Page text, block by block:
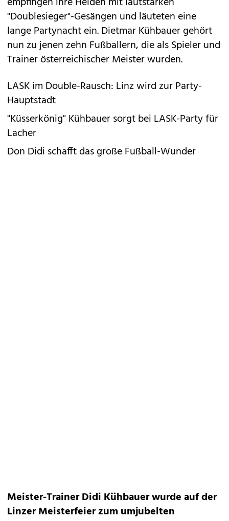
"Doublesieger"-Gesängen und läuteten eine
lange Partynacht ein. Dietmar Kühbauer gehört
nun zu jenen zehn Fußballern, die als Spieler und
Trainer österreichischer Meister wurden.
LASK im Double-Rausch: Linz wird zur Party-
Hauptstadt
"Küsserkönig" Kühbauer sorgt bei LASK-Party für
Lacher
Don Didi schafft das große Fußball-Wunder
Meister-Trainer Didi Kühbauer wurde auf der
Linzer Meisterfeier zum umjubelten